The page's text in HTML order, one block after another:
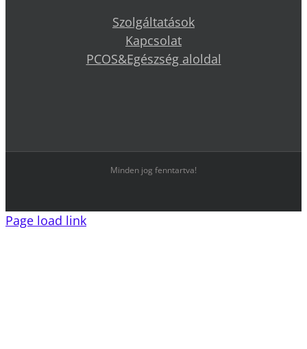
Szolgáltatások
Kapcsolat
PCOS&Egészség aloldal
Minden jog fenntartva!
Page load link